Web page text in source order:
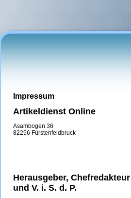
Impressum
Artikeldienst Online
Asambogen 36
82256 Fürstenfeldbruck
Herausgeber, Chefredakteur
und V. i. S. d. P.